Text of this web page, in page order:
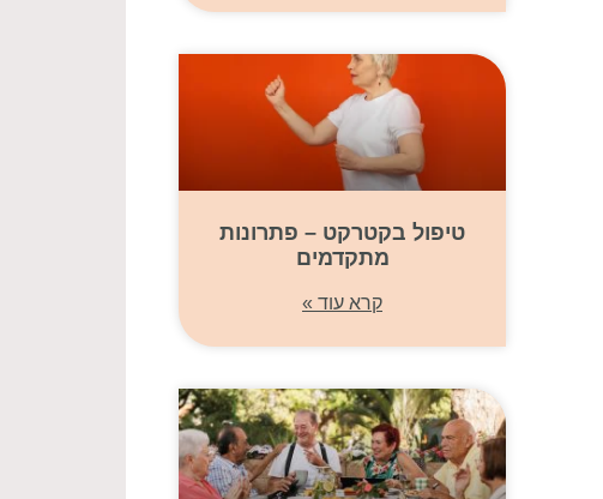
טיפול בקטרקט – פתרונות
מתקדמים
קרא עוד »